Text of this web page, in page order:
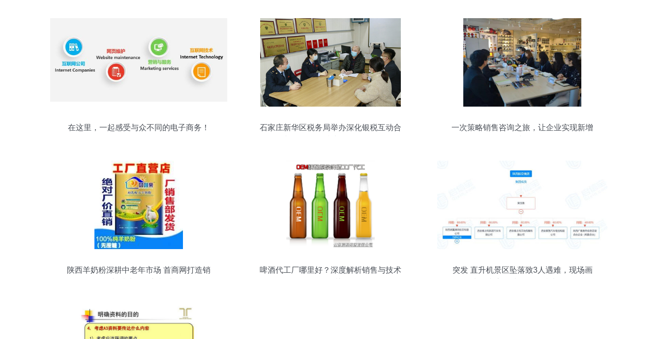
在这里，一起感受与众不同的电子商务！
石家庄新华区税务局举办深化银税互动合
一次策略销售咨询之旅，让企业实现新增
陕西羊奶粉深耕中老年市场 首商网打造销
啤酒代工厂哪里好？深度解析销售与技术
突发 直升机景区坠落致3人遇难，现场画